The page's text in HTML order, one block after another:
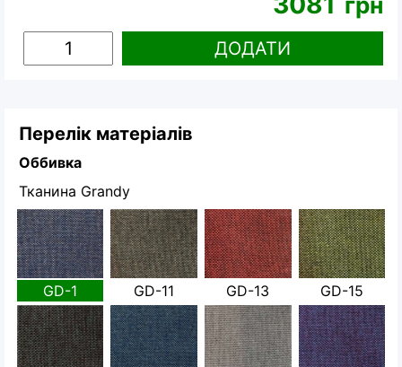
ДОДАТИ
Перелік матеріалів
Оббивка
Тканина Grandy
GD-1 GD-11 GD-13 GD-15